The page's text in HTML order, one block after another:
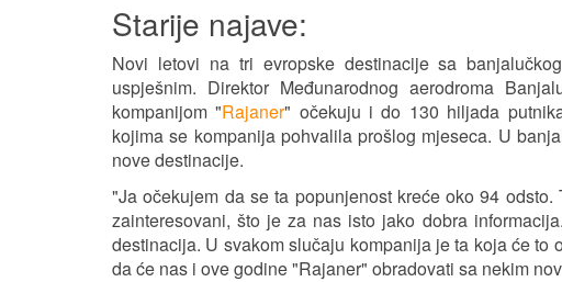
Starije najave:
Novi letovi na tri evropske destinacije sa
uspješnim. Direktor Međunarodnog aerodroma
kompanijom "Rajaner" očekuju i do 130 hiljada
kojima se kompanija pohvalila prošlog mjeseca. U
nove destinacije.
"Ja očekujem da se ta popunjenost kreće oko 94
zainteresovani, što je za nas isto jako dobra
destinacija. U svakom slučaju kompanija je ta koja će
da će nas i ove godine "Rajaner" obradovati sa nekim